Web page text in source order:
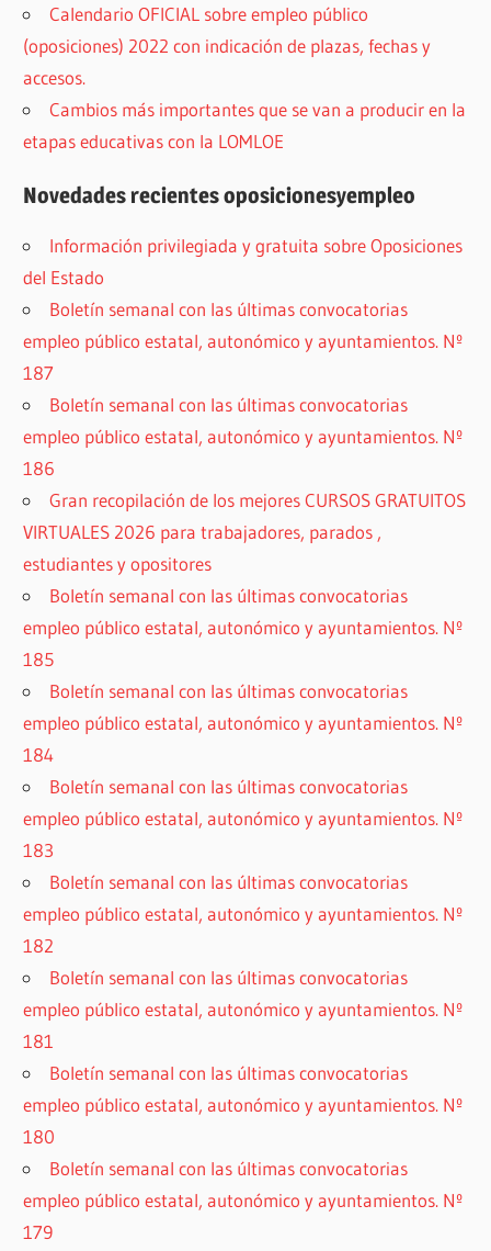
Calendario OFICIAL sobre empleo público
(oposiciones) 2022 con indicación de plazas, fechas y
accesos.
Cambios más importantes que se van a producir en la
etapas educativas con la LOMLOE
Novedades recientes oposicionesyempleo
Información privilegiada y gratuita sobre Oposiciones
del Estado
Boletín semanal con las últimas convocatorias
empleo público estatal, autonómico y ayuntamientos. Nº
187
Boletín semanal con las últimas convocatorias
empleo público estatal, autonómico y ayuntamientos. Nº
186
Gran recopilación de los mejores CURSOS GRATUITOS
VIRTUALES 2026 para trabajadores, parados ,
estudiantes y opositores
Boletín semanal con las últimas convocatorias
empleo público estatal, autonómico y ayuntamientos. Nº
185
Boletín semanal con las últimas convocatorias
empleo público estatal, autonómico y ayuntamientos. Nº
184
Boletín semanal con las últimas convocatorias
empleo público estatal, autonómico y ayuntamientos. Nº
183
Boletín semanal con las últimas convocatorias
empleo público estatal, autonómico y ayuntamientos. Nº
182
Boletín semanal con las últimas convocatorias
empleo público estatal, autonómico y ayuntamientos. Nº
181
Boletín semanal con las últimas convocatorias
empleo público estatal, autonómico y ayuntamientos. Nº
180
Boletín semanal con las últimas convocatorias
empleo público estatal, autonómico y ayuntamientos. Nº
179